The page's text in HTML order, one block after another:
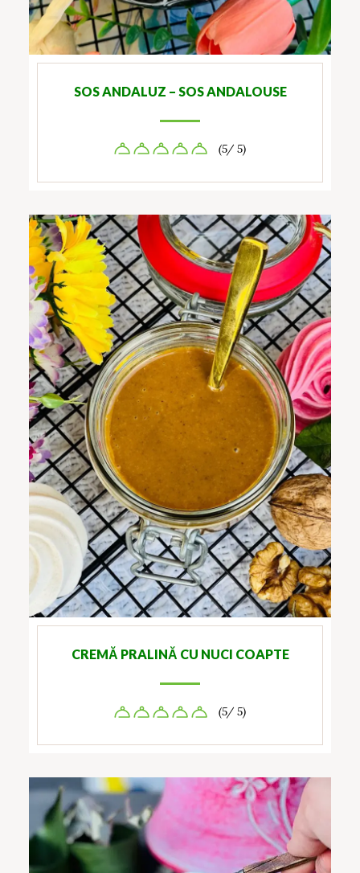
SOS ANDALUZ – SOS ANDALOUSE
(5/ 5)
CREMĂ PRALINĂ CU NUCI COAPTE
(5/ 5)